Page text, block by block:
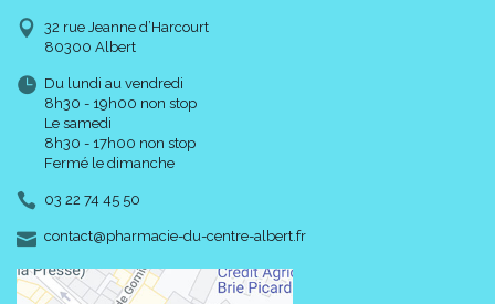
32 rue Jeanne d’Harcourt
80300 Albert
Du lundi au vendredi
8h30 - 19h00 non stop
Le samedi
8h30 - 17h00 non stop
Fermé le dimanche
03 22 74 45 50
contact-
@-
pharmacie-du-centre-albert.fr